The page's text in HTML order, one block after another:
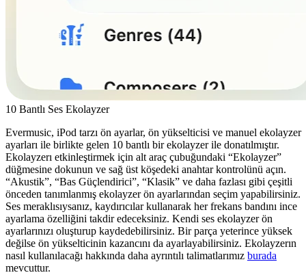
10 Bantlı Ses Ekolayzer
Evermusic, iPod tarzı ön ayarlar, ön yükselticisi ve manuel ekolayzer
ayarları ile birlikte gelen 10 bantlı bir ekolayzer ile donatılmıştır.
Ekolayzerı etkinleştirmek için alt araç çubuğundaki “Ekolayzer”
düğmesine dokunun ve sağ üst köşedeki anahtar kontrolünü açın.
“Akustik”, “Bas Güçlendirici”, “Klasik” ve daha fazlası gibi çeşitli
önceden tanımlanmış ekolayzer ön ayarlarından seçim yapabilirsiniz.
Ses meraklısıysanız, kaydırıcılar kullanarak her frekans bandını ince
ayarlama özelliğini takdir edeceksiniz. Kendi ses ekolayzer ön
ayarlarınızı oluşturup kaydedebilirsiniz. Bir parça yeterince yüksek
değilse ön yükselticinin kazancını da ayarlayabilirsiniz. Ekolayzerın
nasıl kullanılacağı hakkında daha ayrıntılı talimatlarımız burada
mevcuttur.